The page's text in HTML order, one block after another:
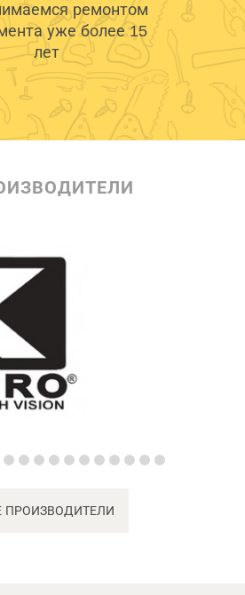
ремонтом
уже более 15
лет
ПРОИЗВОДИТЕЛИ